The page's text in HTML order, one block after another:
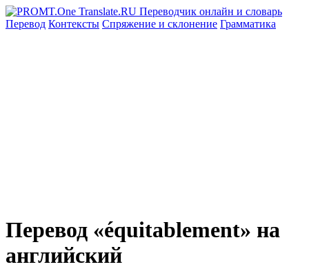
Перевод Контексты Спряжение и склонение Грамматика
Перевод «équitablement» на
английский